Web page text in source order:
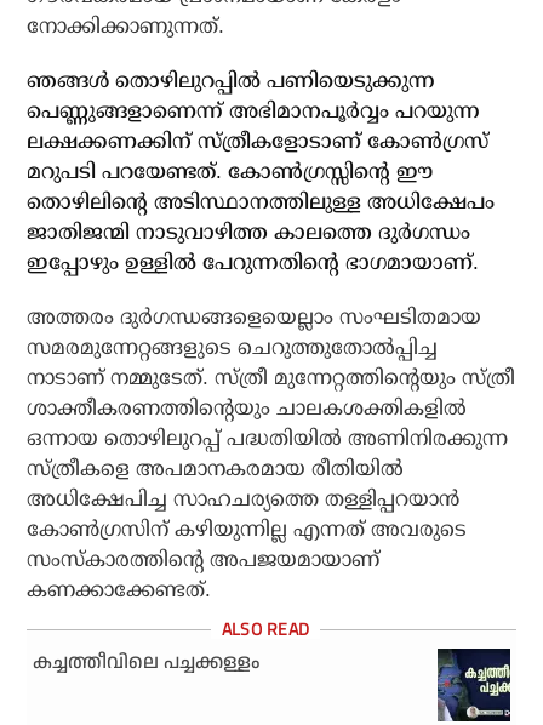
നോക്കിക്കാണുന്നത്.
ഞങ്ങള്‍ തൊഴിലുറപ്പില്‍ പണിയെടുക്കുന്ന
പെണ്ണുങ്ങളാണെന്ന് അഭിമാനപൂര്‍വ്വം പറയുന്ന
ലക്ഷക്കണക്കിന് സ്ത്രീകളോടാണ് കോണ്‍ഗ്രസ്
മറുപടി പറയേണ്ടത്. കോണ്‍ഗ്രസ്സിന്റെ ഈ
തൊഴിലിന്റെ അടിസ്ഥാനത്തിലുള്ള അധിക്ഷേപം
ജാതിജന്മി നാടുവാഴിത്ത കാലത്തെ ദുര്‍ഗന്ധം
ഇപ്പോഴും ഉള്ളില്‍ പേറുന്നതിന്റെ ഭാഗമായാണ്.
അത്തരം ദുര്‍ഗന്ധങ്ങളെയെല്ലാം സംഘടിതമായ
സമരമുന്നേറ്റങ്ങളുടെ ചെറുത്തുതോല്‍പ്പിച്ച
നാടാണ് നമ്മുടേത്. സ്ത്രീ മുന്നേറ്റത്തിന്റെയും സ്ത്രീ
ശാക്തീകരണത്തിന്റെയും ചാലകശക്തികളില്‍
ഒന്നായ തൊഴിലുറപ്പ് പദ്ധതിയില്‍ അണിനിരക്കുന്ന
സ്ത്രീകളെ അപമാനകരമായ രീതിയില്‍
അധിക്ഷേപിച്ച സാഹചര്യത്തെ തള്ളിപ്പറയാന്‍
കോണ്‍ഗ്രസിന് കഴിയുന്നില്ല എന്നത് അവരുടെ
സംസ്‌കാരത്തിന്റെ അപജയമായാണ്
കണക്കാക്കേണ്ടത്.
കച്ചത്തീവിലെ പച്ചക്കള്ളം